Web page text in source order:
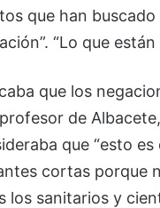
que han
“Lo que
que los
de
que “esto
cortas porque
los sanitarios y